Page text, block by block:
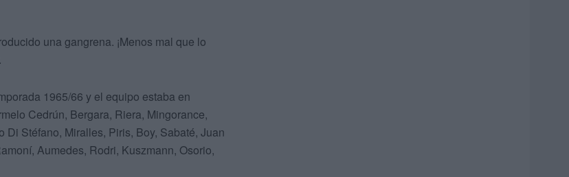
una gangrena. ¡Menos mal que lo
1965/66 y el equipo estaba en
Cedrún, Bergara, Riera, Mingorance,
Stéfano, Miralles, Piris, Boy, Sabaté, Juan
Aumedes, Rodri, Kuszmann, Osorio,